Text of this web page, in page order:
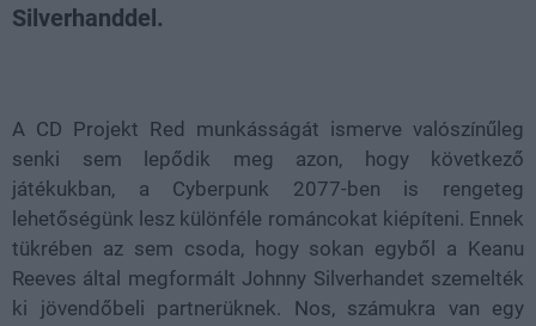
Silverhanddel.
A CD Projekt Red munkásságát ismerve valószínűleg
senki sem lepődik meg azon, hogy következő
játékukban, a Cyberpunk 2077-ben is rengeteg
lehetőségünk lesz különféle románcokat kiépíteni. Ennek
tükrében az sem csoda, hogy sokan egyből a Keanu
Reeves által megformált Johnny Silverhandet szemelték
ki jövendőbeli partnerüknek. Nos, számukra van egy